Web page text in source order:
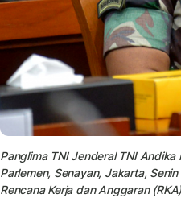
Panglima TNI Jenderal TNI
Parlemen, Senayan, Jakarta,
Rencana Kerja dan Anggaran